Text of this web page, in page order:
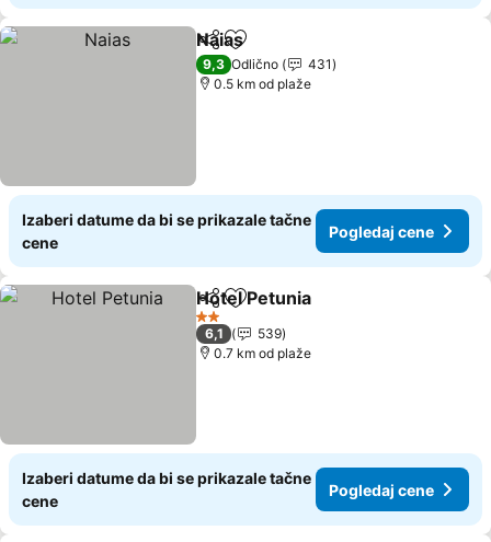
Deli Dodati u favorite
Naias
9,3 Odlično
431
0.5 km od plaže
Izaberi datume da bi se prikazale tačne
cene
Pogledaj cene
Deli Dodati u favorite
Hotel Petunia
2 Zvezdice
6,1
539
0.7 km od plaže
Izaberi datume da bi se prikazale tačne
cene
Pogledaj cene